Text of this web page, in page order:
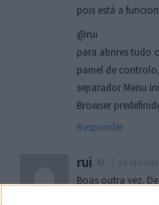
pois está a
@rui
para abrires tudo
painel de
separador Menu
Browser
Responder
rui
Boas outra vez.